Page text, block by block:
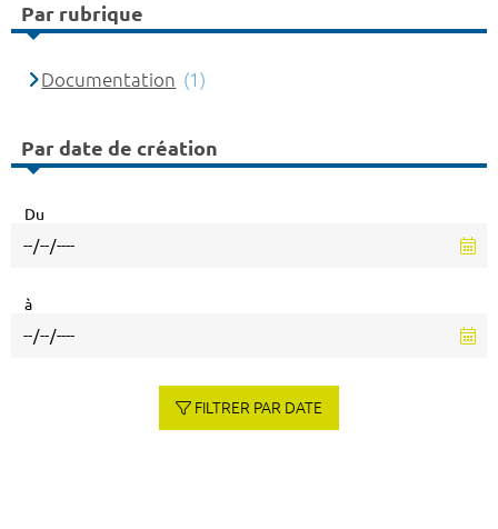
Par rubrique
Documentation (1)
Par date de création
Du
à
FILTRER PAR DATE